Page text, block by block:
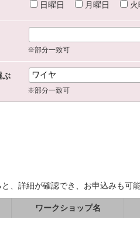
日曜日 月曜日 火
※部分一致可
ぶ
※部分一致可
、詳細が確認でき、お申込みも可能
ワークショップ名